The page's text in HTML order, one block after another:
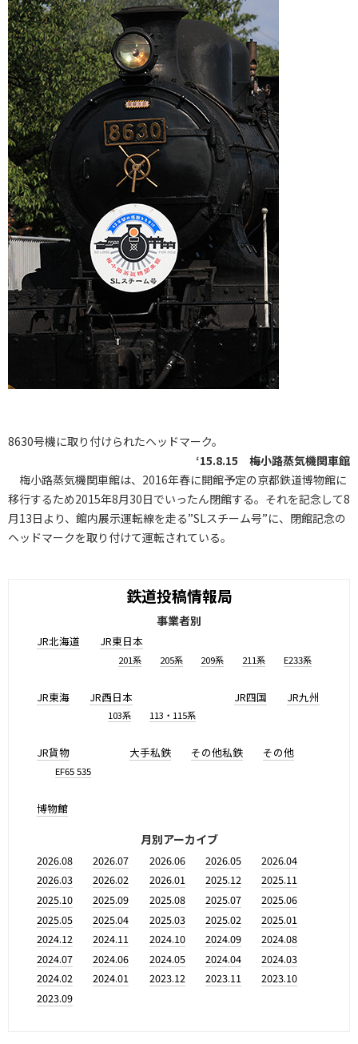
8630号機に取り付けられたヘッドマーク。
‘15.8.15 梅小路蒸気機関車館
梅小路蒸気機関車館は、2016年春に開館予定の京都鉄道博物館に
移行するため2015年8月30日でいったん閉館する。それを記念して8
月13日より、館内展示運転線を走る”SLスチーム号”に、閉館記念の
ヘッドマークを取り付けて運転されている。
鉄道投稿情報局
事業者別
JR北海道 JR東日本
201系 205系 209系 211系 E233系
JR東海 JR西日本
103系 113・115系
JR四国 JR九州
JR貨物
EF65 535
大手私鉄 その他私鉄 その他
博物館
月別アーカイブ
2026.08 2026.07 2026.06 2026.05
2026.04
2026.03
2026.02 2026.01 2025.12
2025.11
2025.10
2025.09 2025.08 2025.07
2025.06
2025.05
2025.04 2025.03 2025.02
2025.01
2024.12
2024.11 2024.10 2024.09
2024.08
2024.07
2024.06 2024.05 2024.04
2024.03
2024.02
2024.01 2023.12 2023.11
2023.10
2023.09